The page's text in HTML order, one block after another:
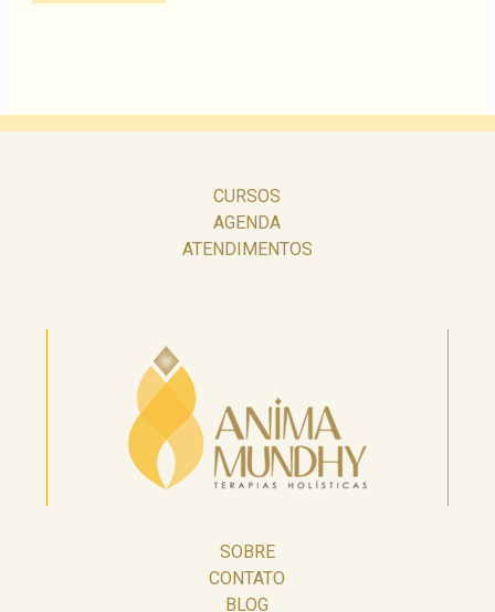
CURSOS
AGENDA
ATENDIMENTOS
SOBRE
CONTATO
BLOG